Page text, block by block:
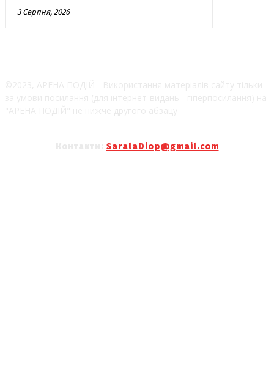
3 Серпня, 2026
SaralaDiop@gmail.com